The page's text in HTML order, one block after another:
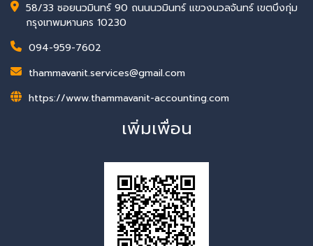
58/33 ซอยนวมินทร์ 90 ถนนนวมินทร์ แขวงนวลจันทร์ เขตบึงกุ่ม
กรุงเทพมหานคร 10230
094-959-7602
thammavanit.services@gmail.com
https://www.thammavanit-accounting.com
เพิ่มเพื่อน